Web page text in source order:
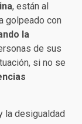
, están al
golpeado con
la
de sus
si no se